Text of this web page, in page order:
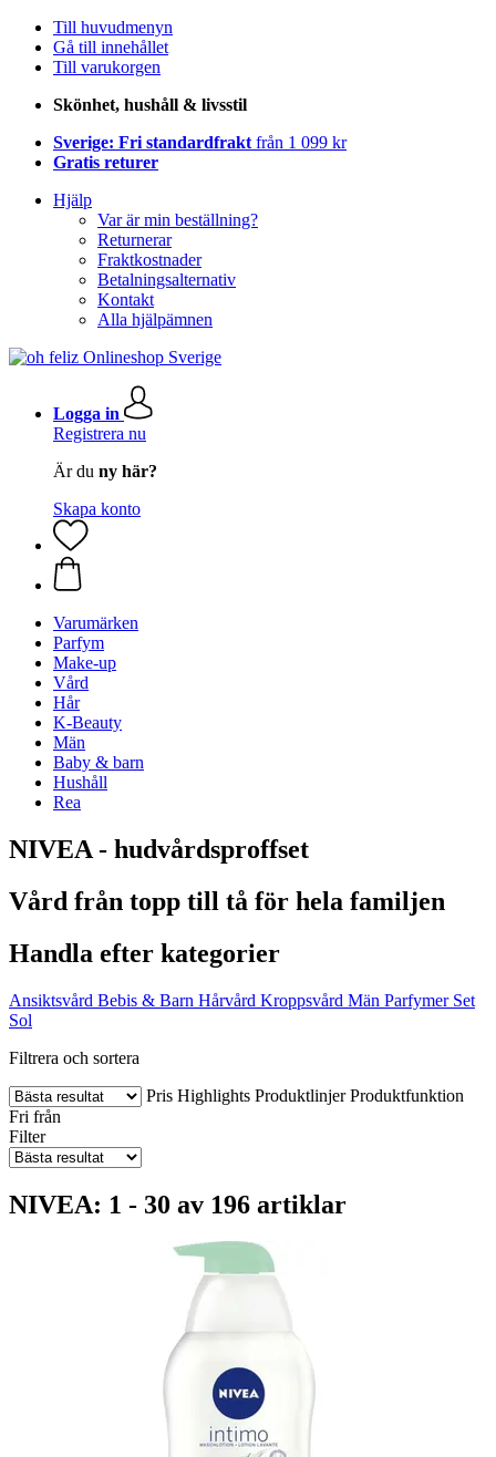
Till huvudmenyn
Gå till innehållet
Till varukorgen
Skönhet, hushåll & livsstil
Sverige: Fri standardfrakt från 1 099 kr
Gratis returer
Hjälp
Var är min beställning?
Returnerar
Fraktkostnader
Betalningsalternativ
Kontakt
Alla hjälpämnen
Logga in
Registrera nu
Är du ny här?
Skapa konto
Varumärken
Parfym
Make-up
Vård
Hår
K-Beauty
Män
Baby & barn
Hushåll
Rea
NIVEA - hudvårdsproffset
Vård från topp till tå för hela familjen
Handla efter kategorier
Ansiktsvård Bebis & Barn Hårvård Kroppsvård Män Parfymer Set
Sol
Filtrera och sortera
Pris Highlights Produktlinjer Produktfunktion
Fri från
Filter
NIVEA: 1 - 30 av 196 artiklar